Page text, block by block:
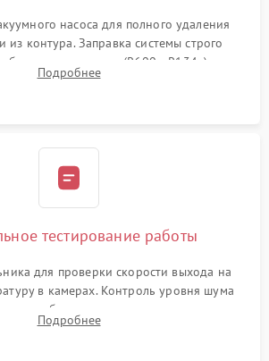
насоса для полного удаления
из контура. Заправка системы строго
хладагента (R600a, R134a) по
Контроль рабочего давления в системе.
Подробнее
тестирование работы
для проверки скорости выхода на
в камерах. Контроль уровня шума
обмерзания стенок и корректного
системы автоматической оттайки.
Подробнее